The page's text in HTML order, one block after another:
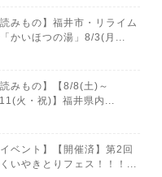
読みもの】福井市・リライム
かいほつの湯」8/3(月...
読みもの】【8/8(土)～
火・祝)】福井県内...
イベント】【開催済】第2回
いやきとりフェス！！！...